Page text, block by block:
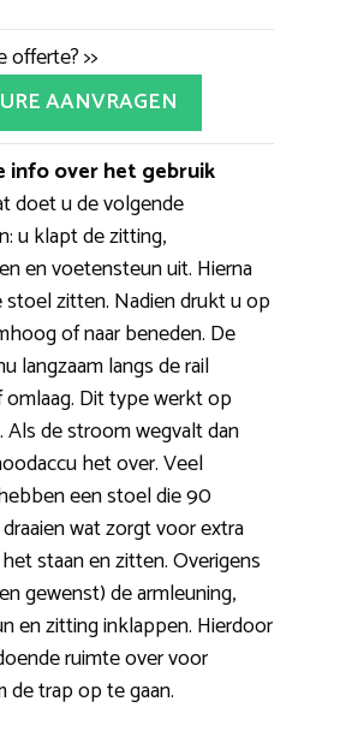
offerte? >>
AANVRAGEN
info over het gebruik
doet u de volgende
u klapt de zitting,
en voetensteun uit. Hierna
stoel zitten. Nadien drukt u op
of naar beneden. De
langzaam langs de rail
Dit type werkt op
de stroom wegvalt dan
het over. Veel
een stoel die 90
wat zorgt voor extra
staan en zitten. Overigens
gewenst) de armleuning,
en zitting inklappen. Hierdoor
ruimte over voor
de trap op te gaan.